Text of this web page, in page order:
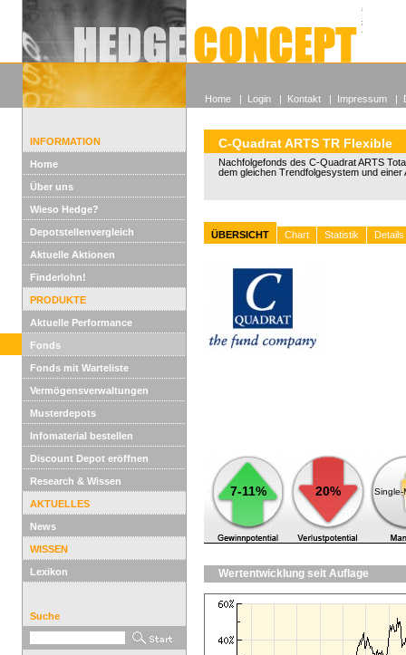
Alle
Wieso
INFORMATION
Home
Über uns
Wieso Hedge?
Depotstellenvergleich
Aktuelle Aktionen
Finderlohn!
PRODUKTE
Aktuelle Performance
Fonds
Fonds mit Warteliste
Vermögensverwaltungen
Musterdepots
Infomaterial bestellen
Discount Depot eröffnen
Research & Wissen
AKTUELLES
News
WISSEN
Lexikon
Suche
C-Quadrat ARTS TR Flexible
Nachfolgefonds des C-Quadrat ARTS
dem gleichen Trendfolgesystem und
ÜBERSICHT Chart Statistik Details
7-11% 20% Single-
Wertentwicklung seit Auflage
Home | Login | Kontakt | Impressum |